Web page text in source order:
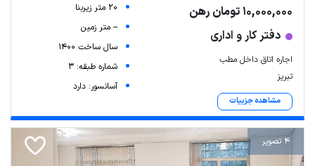
10,000,000 تومان رهن
دفتر کار و اداری
اجاره اتاق داخل مطب
تبریز
مشاهده جزییات
20 متر زیربنا
-- متر زمین
سال ساخت 1400
شماره طبقه: 3
آسانسور: دارد
4 تصویر